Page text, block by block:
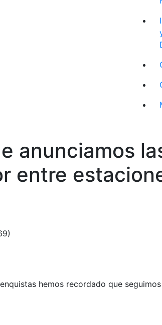
anunciamos
entre
hemos recordado que